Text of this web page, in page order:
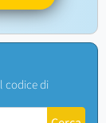
codice di